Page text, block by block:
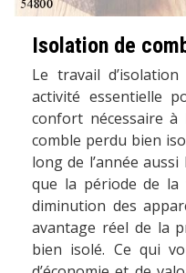
Isolation de
Le travail
activité essentielle
confort nécessaire à
comble perdu bien
long de l’année
que la période de la
diminution des
avantage réel de la
bien isolé. Ce qui